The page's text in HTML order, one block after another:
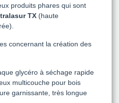
produits phares qui sont
TX (haute
concernant la création des
glycéro à séchage rapide
multicouche pour bois
garnissante, très longue